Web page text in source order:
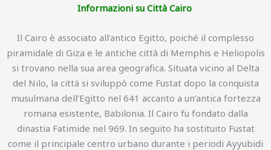
Informazioni su Città Cairo
Il Cairo è associato all’antico Egitto, poiché il complesso
piramidale di Giza e le antiche città di Memphis e Heliopolis
si trovano nella sua area geografica. Situata vicino al Delta
del Nilo, la città si sviluppò come Fustat dopo la conquista
musulmana dell’Egitto nel 641 accanto a un’antica fortezza
romana esistente, Babilonia. Il Cairo fu fondato dalla
dinastia Fatimide nel 969. In seguito ha sostituito Fustat
come il principale centro urbano durante i periodi Ayyubidi